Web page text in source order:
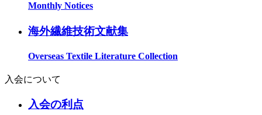
Monthly Notices
海外繊維技術文献集
Overseas Textile Literature Collection
入会について
入会の利点